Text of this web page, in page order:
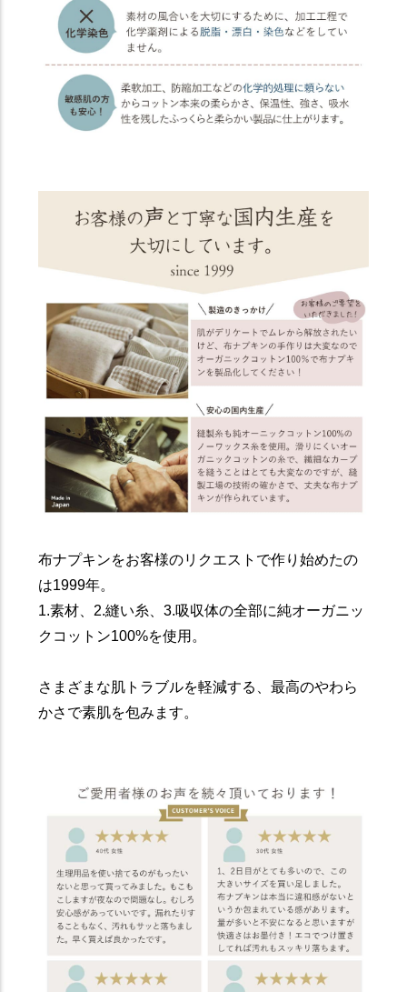
布ナプキンをお客様のリクエストで作り始めたの
は1999年。
1.素材、2.縫い糸、3.吸収体の全部に純オーガニッ
クコットン100%を使用。
さまざまな肌トラブルを軽減する、最高のやわら
かさで素肌を包みます。